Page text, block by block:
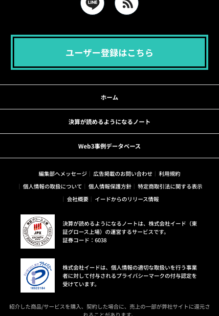
ユーザー登録はこちら
ホーム
決算が読めるようになるノート
Web3事例データベース
編集部へメッセージ 広告掲載のお問い合わせ
利用規約
個人情報の取扱について
個人情報保護方針
特定商取引法に関する表示
会社概要
イードからのリリース情報
決算が読めるようになるノートは、株式会社イード（東
証グロース上場）の運営するサービスです。
証券コード：6038
株式会社イードは、個人情報の適切な取扱いを行う事業
者に対して付与されるプライバシーマークの付与認定を
受けています。
紹介した商品/サービスを購入、契約した場合に、売上の一部が弊社サイトに還元さ